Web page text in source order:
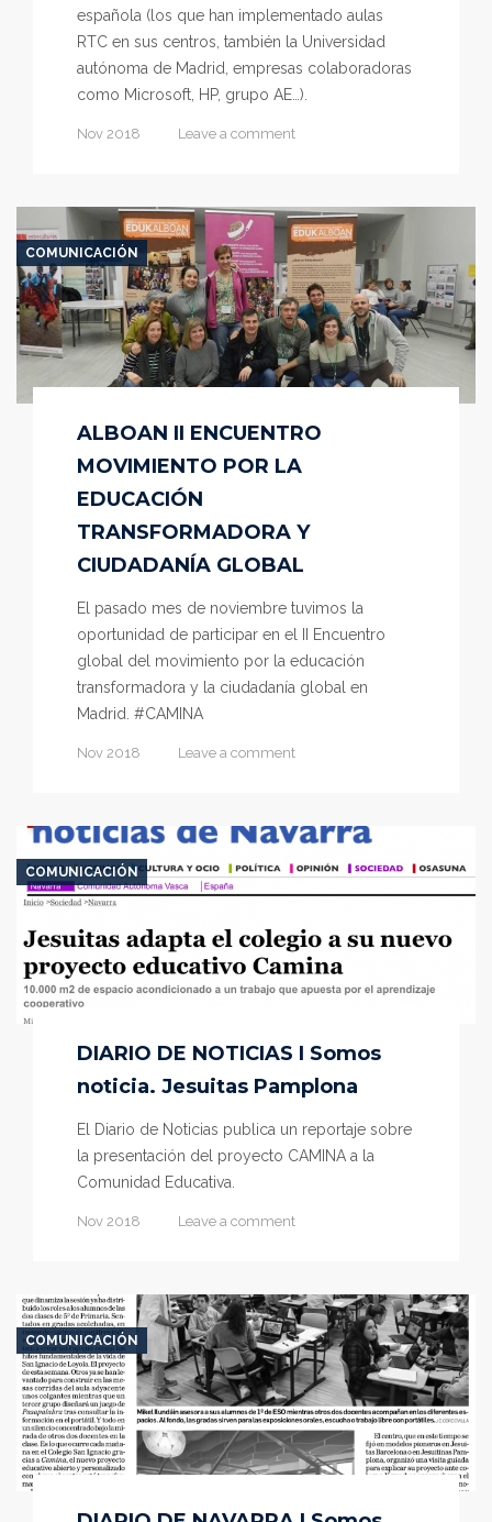
española (los que han implementado aulas
RTC en sus centros, también la Universidad
autónoma de Madrid, empresas colaboradoras
como Microsoft, HP, grupo AE…).
Nov 2018 Leave a comment
COMUNICACIÓN
ALBOAN II ENCUENTRO
MOVIMIENTO POR LA
EDUCACIÓN
TRANSFORMADORA Y
CIUDADANÍA GLOBAL
El pasado mes de noviembre tuvimos la
oportunidad de participar en el II Encuentro
global del movimiento por la educación
transformadora y la ciudadanía global en
Madrid. #CAMINA
Nov 2018 Leave a comment
COMUNICACIÓN
DIARIO DE NOTICIAS I Somos
noticia. Jesuitas Pamplona
El Diario de Noticias publica un reportaje sobre
la presentación del proyecto CAMINA a la
Comunidad Educativa.
Nov 2018 Leave a comment
COMUNICACIÓN